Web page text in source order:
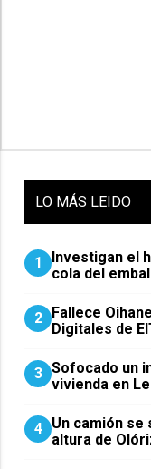
LO MÁS LEIDO
1
Investigan el
cola del
2
Fallece
Digitales de
3 Sofocado un
vivienda en
4 Un camión se
altura de